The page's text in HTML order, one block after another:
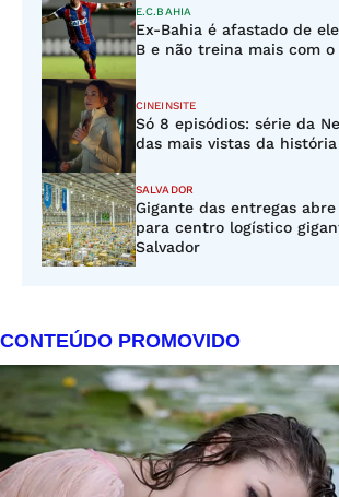
E.C.BAHIA
Ex-Bahia é afastado de
B e não treina mais com
CINEINSITE
Só 8 episódios: série da
das mais vistas da história
SALVADOR
Gigante das entregas abre
para centro logístico
Salvador